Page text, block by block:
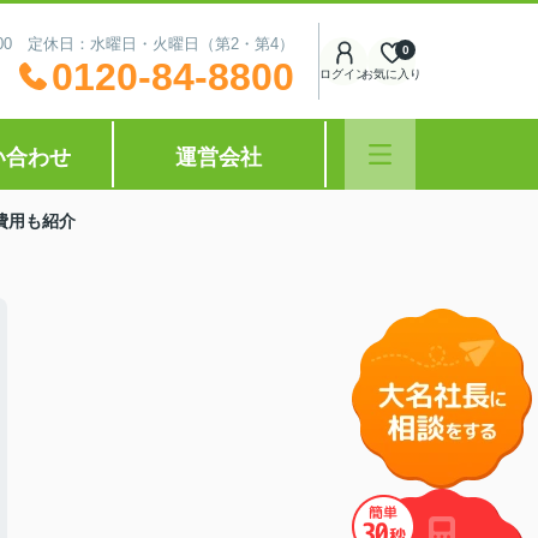
定休日：水曜日・火曜日（第2・第4）
0120-84-8800 ログインお気に入り
0
合わせ 運営会社
用も紹介